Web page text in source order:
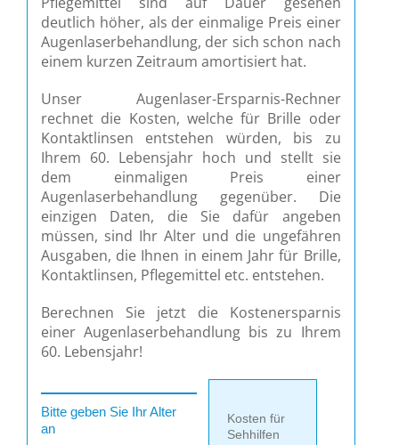
deutlich höher, als der einmalige Preis einer
Augenlaserbehandlung, der sich schon nach
einem kurzen Zeitraum amortisiert hat.
Unser Augenlaser-Ersparnis-Rechner
rechnet die Kosten, welche für Brille oder
Kontaktlinsen entstehen würden, bis zu
Ihrem 60. Lebensjahr hoch und stellt sie
dem einmaligen Preis einer
Augenlaserbehandlung gegenüber. Die
einzigen Daten, die Sie dafür angeben
müssen, sind Ihr Alter und die ungefähren
Ausgaben, die Ihnen in einem Jahr für Brille,
Kontaktlinsen, Pflegemittel etc. entstehen.
Berechnen Sie jetzt die Kostenersparnis
einer Augenlaserbehandlung bis zu Ihrem
60. Lebensjahr!
Bitte geben Sie Ihr Alter
an
Kosten für
Sehhilfen